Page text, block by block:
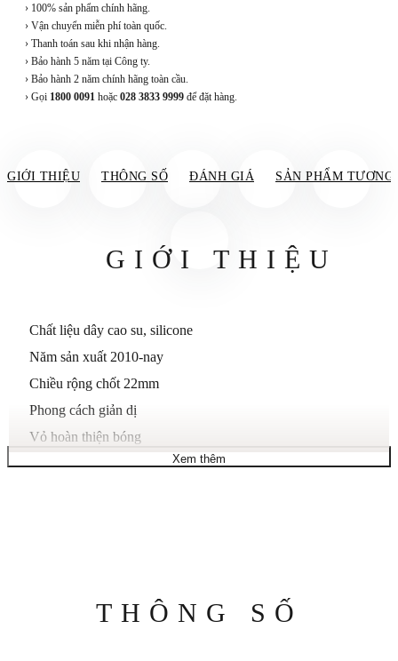
› 100% sản phẩm chính hãng.
› Vận chuyển miễn phí toàn quốc.
› Thanh toán sau khi nhận hàng.
› Bảo hành 5 năm tại Công ty.
› Bảo hành 2 năm chính hãng toàn cầu.
› Gọi 1800 0091 hoặc 028 3833 9999 để đặt hàng.
GIỚI THIỆU THÔNG SỐ ĐÁNH GIÁ SẢN PHẨM TƯƠNG
GIỚI THIỆU
Chất liệu dây cao su, silicone
Năm sản xuất 2010-nay
Chiều rộng chốt 22mm
Phong cách giản dị
Vỏ hoàn thiện bóng
Đồng hồ hình tròn
giới tính nam
Xem thêm
THÔNG SỐ